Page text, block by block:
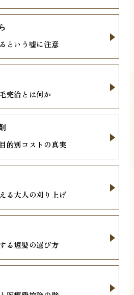
という嘘に注意
完治とは何か
的別コストの真実
る大人の刈り上げ
る短髪の選び方